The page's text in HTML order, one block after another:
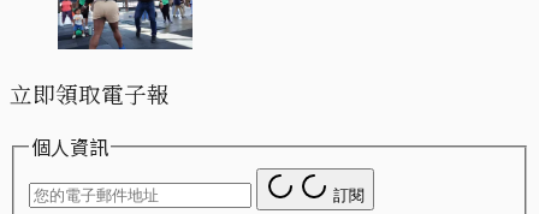
立即領取電子報
個人資訊
訂閱